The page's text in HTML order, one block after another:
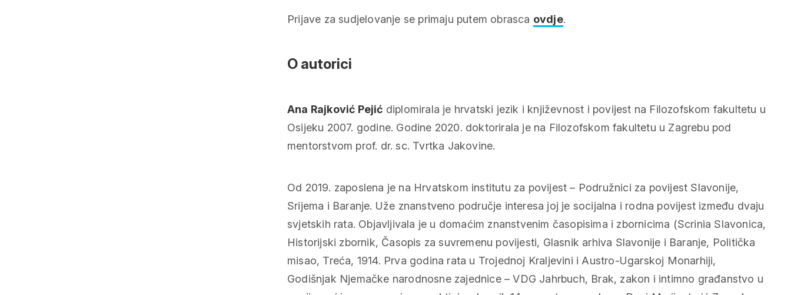
Prijave za sudjelovanje se primaju putem obrasca ovdje.
O autorici
Ana Rajković Pejić diplomirala je hrvatski jezik i književnost i povijest na Filozofskom fakultetu u
Osijeku 2007. godine. Godine 2020. doktorirala je na Filozofskom fakultetu u Zagrebu pod
mentorstvom prof. dr. sc. Tvrtka Jakovine.
Od 2019. zaposlena je na Hrvatskom institutu za povijest – Podružnici za povijest Slavonije,
Srijema i Baranje. Uže znanstveno područje interesa joj je socijalna i rodna povijest između dvaju
svjetskih rata. Objavljivala je u domaćim znanstvenim časopisima i zbornicima (Scrinia Slavonica,
Historijski zbornik, Časopis za suvremenu povijesti, Glasnik arhiva Slavonije i Baranje, Politička
misao, Treća, 1914. Prva godina rata u Trojednoj Kraljevini i Austro-Ugarskoj Monarhiji,
Godišnjak Njemačke narodnosne zajednice – VDG Jahrbuch, Brak, zakon i intimno građanstvo u